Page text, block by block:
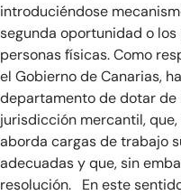
introduciéndose
segunda oportunidad o
personas físicas. Como
el Gobierno de Canarias,
departamento de dotar de
jurisdicción mercantil,
aborda cargas de trabajo
adecuadas y que, sin
resolución. En este